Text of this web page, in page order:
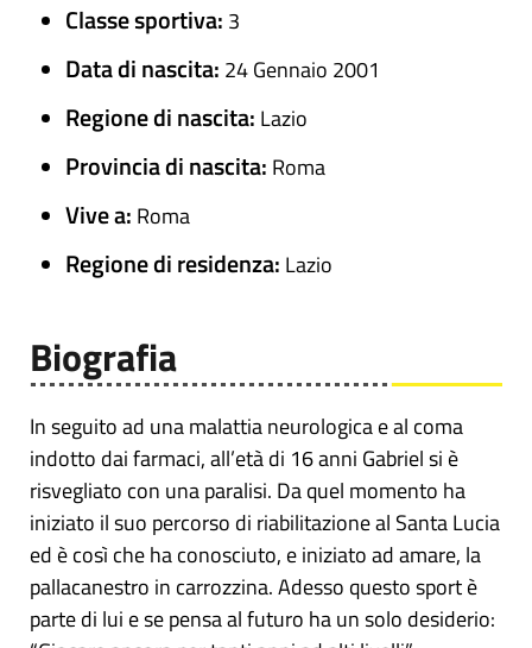
Classe sportiva: 3
Data di nascita: 24 Gennaio 2001
Regione di nascita: Lazio
Provincia di nascita: Roma
Vive a: Roma
Regione di residenza: Lazio
Biografia
In seguito ad una malattia neurologica e al coma
indotto dai farmaci, all’età di 16 anni Gabriel si è
risvegliato con una paralisi. Da quel momento ha
iniziato il suo percorso di riabilitazione al Santa Lucia
ed è così che ha conosciuto, e iniziato ad amare, la
pallacanestro in carrozzina. Adesso questo sport è
parte di lui e se pensa al futuro ha un solo desiderio: